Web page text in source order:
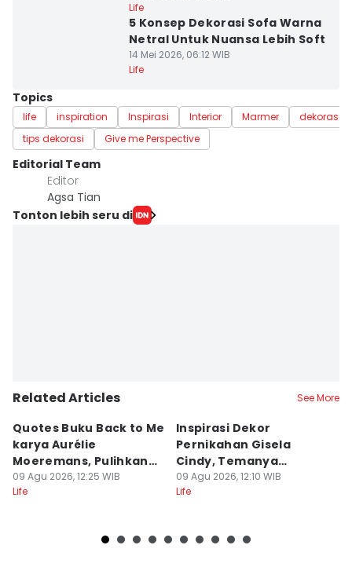
Life
5 Konsep Dekorasi Sofa Warna
Netral Untuk Nuansa Lebih Soft
14 Mei 2026, 06:12 WIB
Life
Topics
life inspiration Inspirasi Interior Marmer
dekorasi
tips dekorasi
Give me Perspective
Editorial Team
Editor
Agsa Tian
Tonton lebih seru di
Related Articles See More
Quotes Buku Back to Me
karya Aurélie
Moeremans, Pulihkan
Luka Terdalam
09 Agu 2026, 12:25 WIB
Life
Inspirasi Dekor
Pernikahan Gisela
Cindy, Temanya
Romantic Garden!
09 Agu 2026, 12:10 WIB
Life